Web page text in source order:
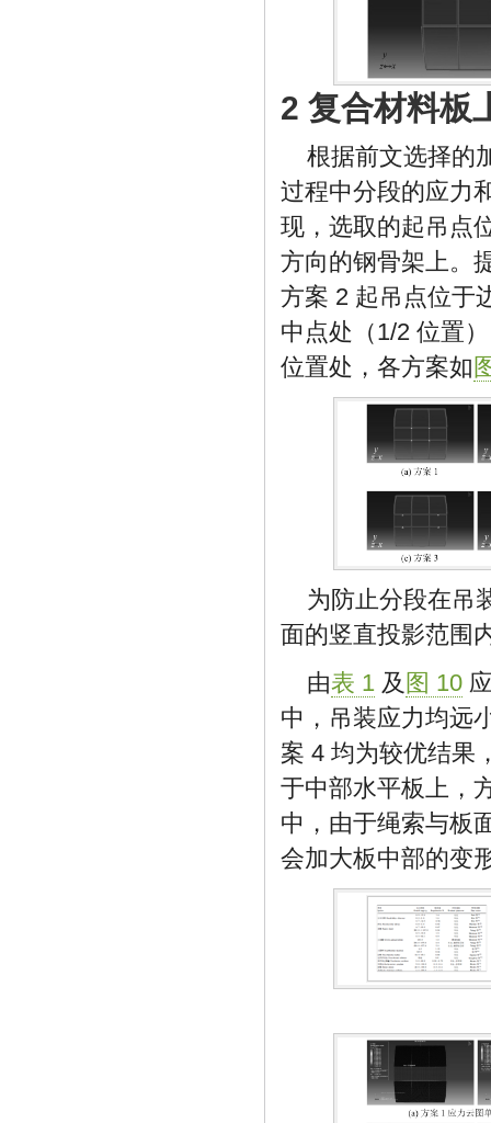
2 复合材料板
根据前文选择的
过程中分段的应力
现，选取的起吊点
方向的钢骨架上。
方案 2 起吊点位于
中点处（1/2 位置
位置处，各方案如
为防止分段在吊
面的竖直投影范围
由表 1 及 图 10
中，吊装应力均远
案 4 均为较优结果
于中部水平板上，
中，由于绳索与板
会加大板中部的变